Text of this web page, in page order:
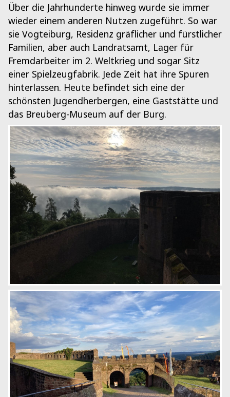
Über die Jahrhunderte hinweg wurde sie immer
wieder einem anderen Nutzen zugeführt. So war
sie Vogteiburg, Residenz gräflicher und fürstlicher
Familien, aber auch Landratsamt, Lager für
Fremdarbeiter im 2. Weltkrieg und sogar Sitz
einer Spielzeugfabrik. Jede Zeit hat ihre Spuren
hinterlassen. Heute befindet sich eine der
schönsten Jugendherbergen, eine Gaststätte und
das Breuberg-Museum auf der Burg.